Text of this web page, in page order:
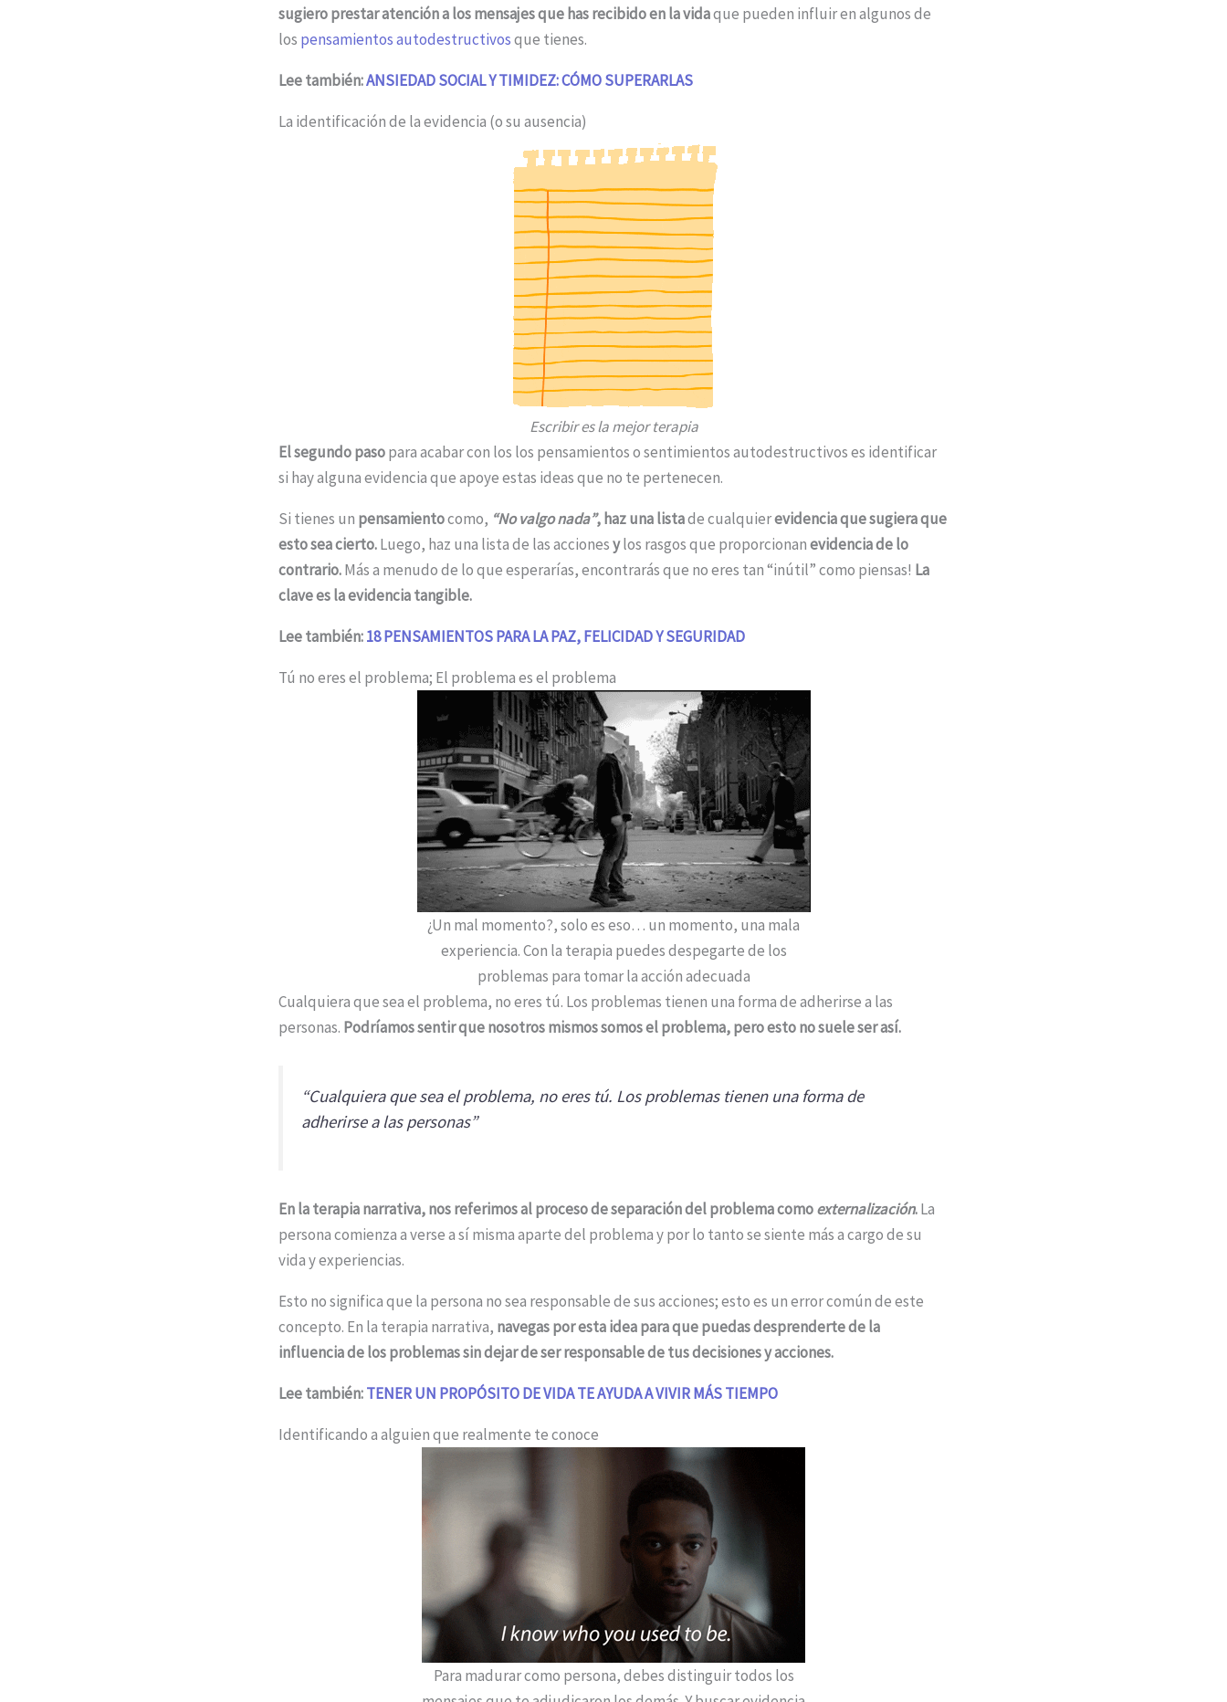
sugiero prestar atención a los mensajes que has recibido en la vidaque pueden influir en algunos de
los pensamientos autodestructivosque tienes.
Lee también:ANSIEDAD SOCIAL Y TIMIDEZ: CÓMO SUPERARLAS
La identificación de la evidencia (o su ausencia)
Escribir es la mejor terapia
El segundo pasopara acabar con los los pensamientos o sentimientos autodestructivos es identificar
si hay alguna evidencia que apoye estas ideas que no te pertenecen.
Si tienes un pensamientocomo, “No valgo nada”, haz una listade cualquierevidencia que sugiera que
esto sea cierto.Luego, haz una lista de las accionesylos rasgos que proporcionanevidencia de lo
contrario.Más a menudo de lo que esperarías, encontrarás que no eres tan “inútil” como piensas! La
clave es la evidencia tangible.
Lee también:18 PENSAMIENTOS PARA LA PAZ, FELICIDAD Y SEGURIDAD
Tú no eres el problema; El problema es el problema
¿Un mal momento?, solo es eso… un momento, una mala
experiencia. Con la terapia puedes despegarte de los
problemas para tomar la acción adecuada
Cualquiera que sea el problema, no eres tú. Los problemas tienen una forma de adherirse a las
personas. Podríamos sentir que nosotros mismos somos el problema, pero esto no suele ser así.
“Cualquiera que sea el problema, no eres tú. Los problemas tienen una forma de
adherirse a las personas”
En la terapia narrativa, nos referimos al proceso de separación del problema comoexternalización.La
persona comienza a verse a sí misma aparte del problema y por lo tanto se siente más a cargo de su
vida y experiencias.
Esto no significa que la persona no sea responsable de sus acciones; esto es un error común de este
concepto. En la terapia narrativa, navegas por esta idea para que puedas desprenderte de la
influencia de los problemas sin dejar de ser responsable de tus decisiones y acciones.
Lee también:TENER UN PROPÓSITO DE VIDA TE AYUDA A VIVIR MÁS TIEMPO
Identificando a alguien que realmente te conoce
Para madurar como persona, debes distinguir todos los